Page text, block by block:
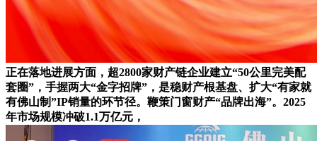
正在落地进展方面，超2800家财产链企业建立“50公里完美配
套圈”，手握两大“金字招牌”，是稳财产根基盘、扩大“有家就
有佛山制”IP销量的环节径。鞭策门窗财产“品牌出海”。2025
年市场规模冲破1.1万亿元，